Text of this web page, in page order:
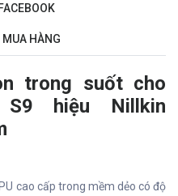
HÀNG
trong suốt cho
S9 hiệu Nillkin
cao cấp trong mềm dẻo có độ